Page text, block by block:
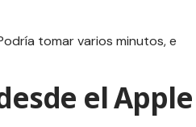
tomar varios minutos, e
el Apple